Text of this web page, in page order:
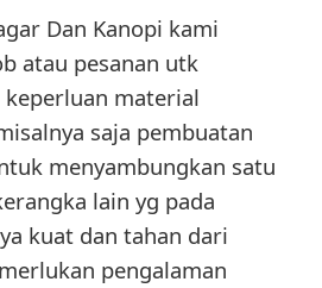
Dan Kanopi kami
atau pesanan utk
material
saja pembuatan
menyambungkan satu
lain yg pada
kuat dan tahan dari
pengalaman